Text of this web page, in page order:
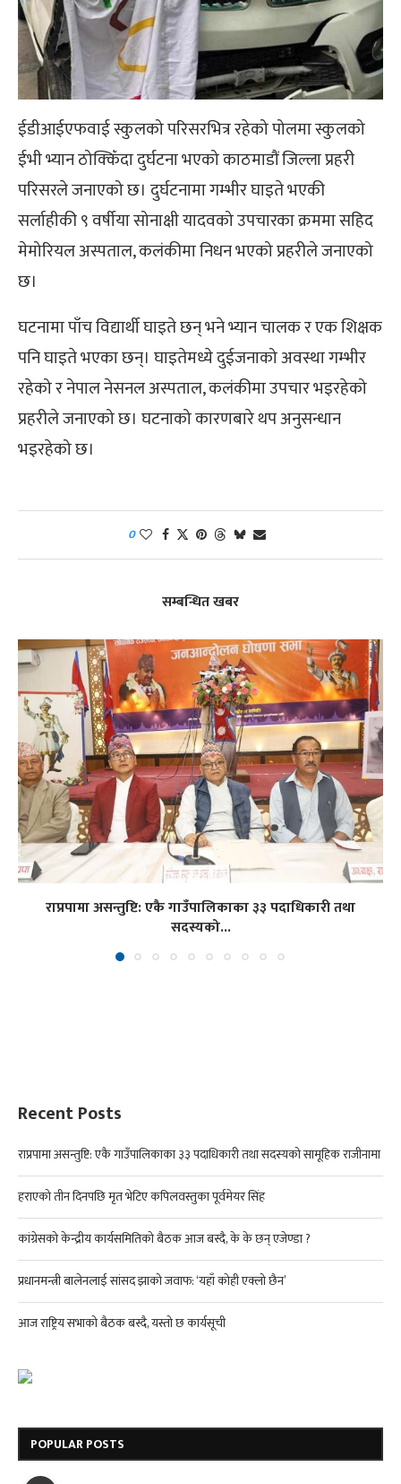
ईडीआईएफवाई स्कुलको परिसरभित्र रहेको पोलमा स्कुलको
ईभी भ्यान ठोक्किँदा दुर्घटना भएको काठमाडौं जिल्ला प्रहरी
परिसरले जनाएको छ। दुर्घटनामा गम्भीर घाइते भएकी
सर्लाहीकी ९ वर्षीया सोनाक्षी यादवको उपचारका क्रममा सहिद
मेमोरियल अस्पताल, कलंकीमा निधन भएको प्रहरीले जनाएको
छ।
घटनामा पाँच विद्यार्थी घाइते छन् भने भ्यान चालक र एक शिक्षक
पनि घाइते भएका छन्। घाइतेमध्ये दुईजनाको अवस्था गम्भीर
रहेको र नेपाल नेसनल अस्पताल, कलंकीमा उपचार भइरहेको
प्रहरीले जनाएको छ। घटनाको कारणबारे थप अनुसन्धान
भइरहेको छ।
0
सम्बन्धित खबर
राप्रपामा असन्तुष्टि: एकै गाउँपालिकाका ३३ पदाधिकारी तथा
सदस्यको...
Recent Posts
राप्रपामा असन्तुष्टि: एकै गाउँपालिकाका ३३ पदाधिकारी तथा सदस्यको सामूहिक राजीनामा
हराएको तीन दिनपछि मृत भेटिए कपिलवस्तुका पूर्वमेयर सिंह
कांग्रेसको केन्द्रीय कार्यसमितिको बैठक आज बस्दै, के के छन् एजेण्डा ?
प्रधानमन्त्री बालेनलाई सांसद झाको जवाफ: ‘यहाँ कोही एक्लो छैन’
आज राष्ट्रिय सभाको बैठक बस्दै, यस्तो छ कार्यसूची
POPULAR POSTS